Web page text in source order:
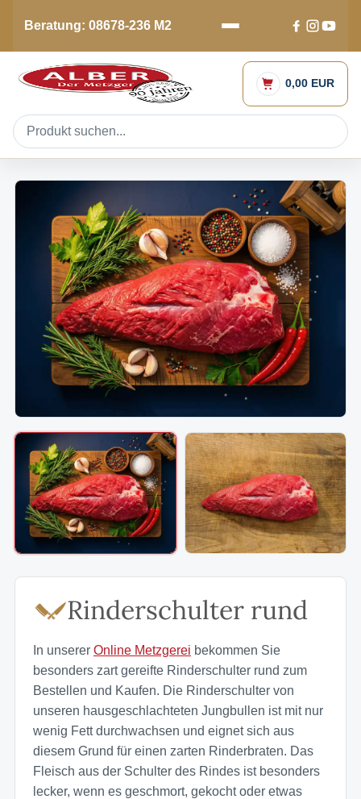
Beratung: 08678-236 M2
0,00 EUR
Rinderschulter rund
In unserer Online Metzgerei bekommen Sie
besonders zart gereifte Rinderschulter rund zum
Bestellen und Kaufen. Die Rinderschulter von
unseren hausgeschlachteten Jungbullen ist mit nur
wenig Fett durchwachsen und eignet sich aus
diesem Grund für einen zarten Rinderbraten. Das
Fleisch aus der Schulter des Rindes ist besonders
lecker, wenn es geschmort, gekocht oder etwas